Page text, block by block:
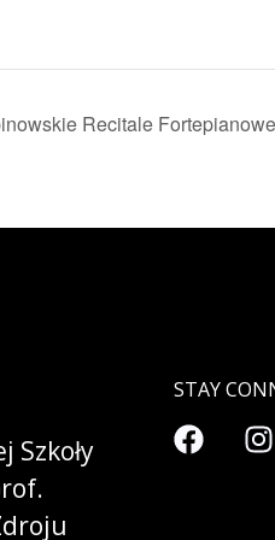
Recitale
Szkoły
STAY